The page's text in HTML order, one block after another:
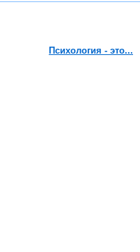
Психология - это...